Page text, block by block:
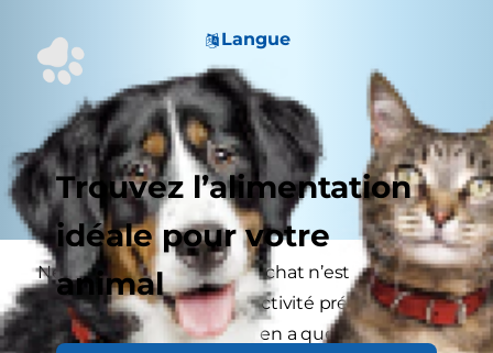
Langue
Trouvez l’alimentation
idéale pour votre
animal
Nettoyer la litière de votre chat n’est
probablement pas votre activité préférée (si ça
l’est, faites-nous signe, on en a quelques-unes à